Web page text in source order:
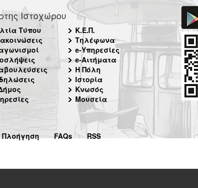
Ιστοχώρου
Τύπου
Κ.Ε.Π.
Τηλέφωνα
e-Υπηρεσίες
e-Αιτήματα
Η Πόλη
Ιστορία
Κνωσός
Μουσεία
Πλοήγηση FAQs RSS